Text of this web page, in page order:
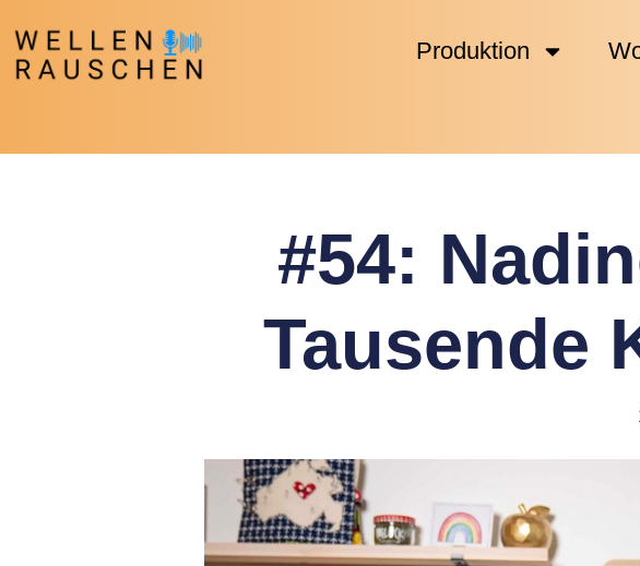
Produktion
#54:
Tausende